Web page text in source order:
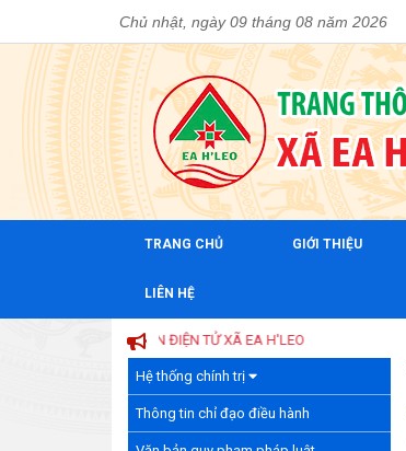
Chủ nhật, ngày 09 tháng 08 năm 2026
TRANG CHỦ GIỚI THIỆU
LIÊN HỆ
Hệ thống chính trị
Thông tin chỉ đạo điều hành